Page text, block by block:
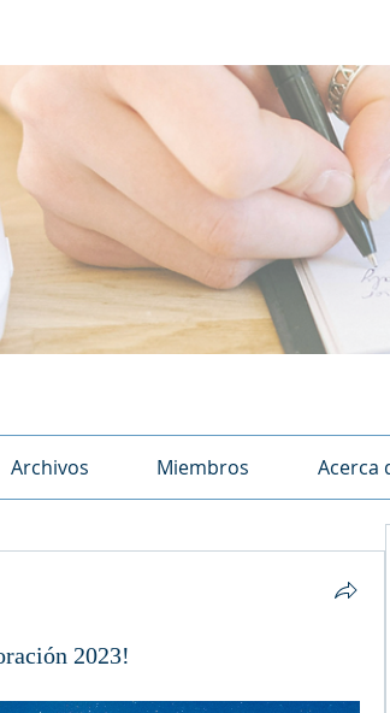
Archivos Miembros Acerca
2023!